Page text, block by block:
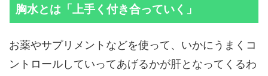
胸水とは「上手く付き合っていく」
お薬やサプリメントなどを使って、いかにうまくコ
ントロールしていってあげるかが肝となってくるわ